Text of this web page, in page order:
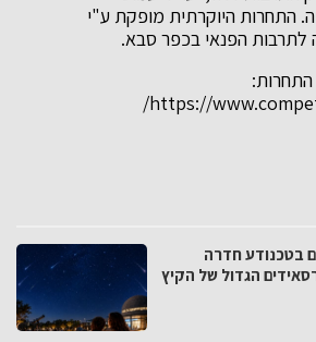
התחרות היוקרתית מופקת ע"י
לתרבות הפנאי בכפר סבא.
התחרות:
בטכנודע חדרה